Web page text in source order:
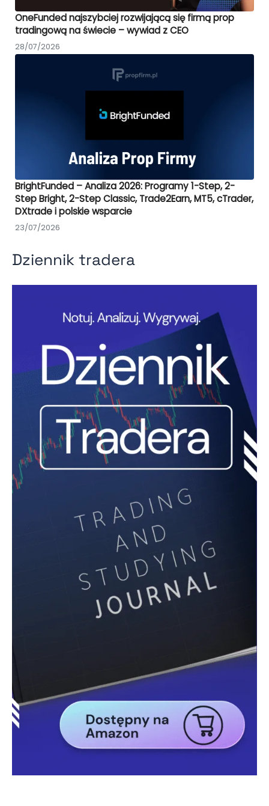
OneFunded najszybciej rozwijającą się firmą prop
tradingową na świecie – wywiad z CEO
28/07/2026
BrightFunded – Analiza 2026: Programy 1-Step, 2-
Step Bright, 2-Step Classic, Trade2Earn, MT5, cTrader,
DXtrade i polskie wsparcie
23/07/2026
Dziennik tradera